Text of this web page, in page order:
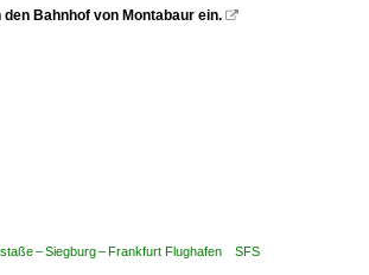
Bahnhof von Montabaur ein. 
– Siegburg – Frankfurt Flughafen SFS